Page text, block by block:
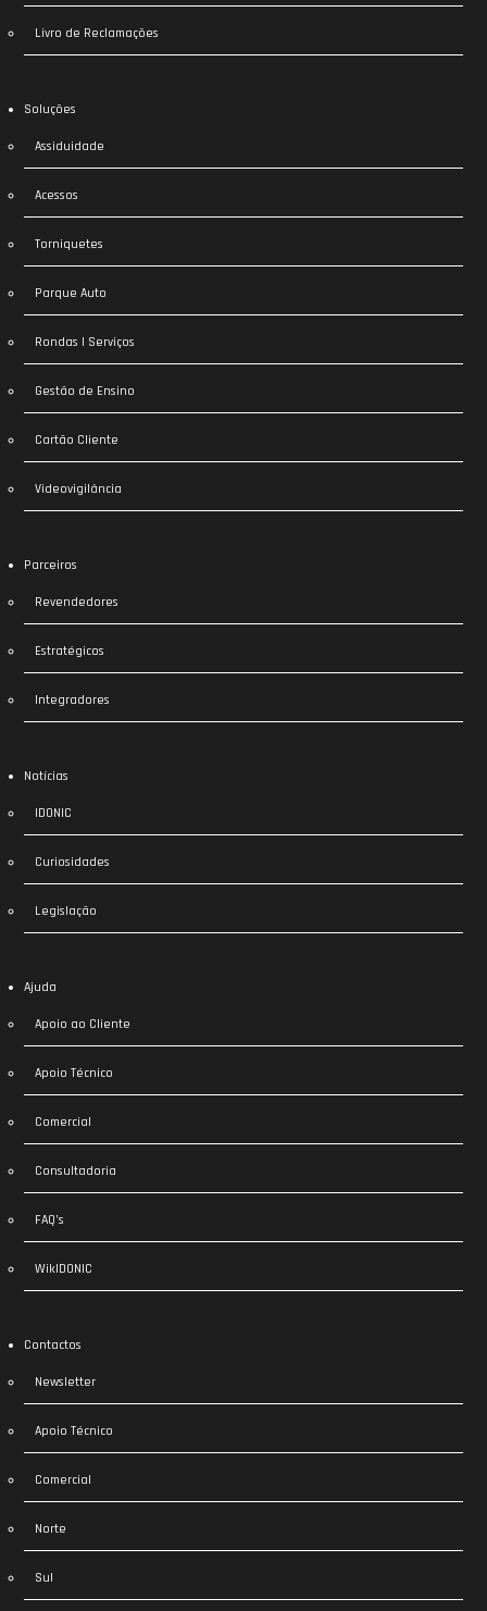
Livro de Reclamações
Soluções
Assiduidade
Acessos
Torniquetes
Parque Auto
Rondas | Serviços
Gestão de Ensino
Cartão Cliente
Videovigilância
Parceiros
Revendedores
Estratégicos
Integradores
Notícias
IDONIC
Curiosidades
Legislação
Ajuda
Apoio ao Cliente
Apoio Técnico
Comercial
Consultadoria
FAQ’s
WikIDONIC
Contactos
Newsletter
Apoio Técnico
Comercial
Norte
Sul